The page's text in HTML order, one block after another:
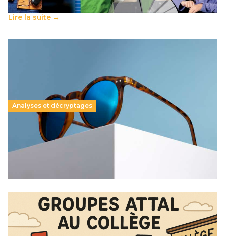
30 juin 2025-
Lire la suite →
Analyses et décryptages
Congés annuels : de nouvelles règles pour le
report et l’indemnisation